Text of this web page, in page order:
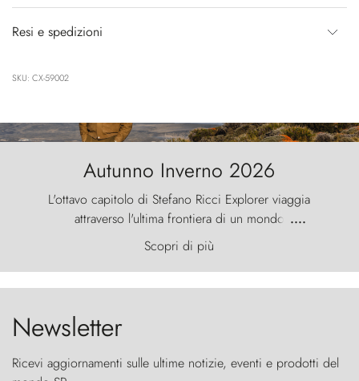
Resi e spedizioni
SKU: CX-59002
Autunno Inverno 2026
L'ottavo capitolo di Stefano Ricci Explorer viaggia
attraverso l'ultima frontiera di un mondo
primordiale, dove il vento scolpisce la natura con
furia ancestrale e le Torres del Paine sfidano il
cielo come sentinelle di pietra.
....
Scopri di più
Newsletter
Ricevi aggiornamenti sulle ultime notizie, eventi e prodotti del